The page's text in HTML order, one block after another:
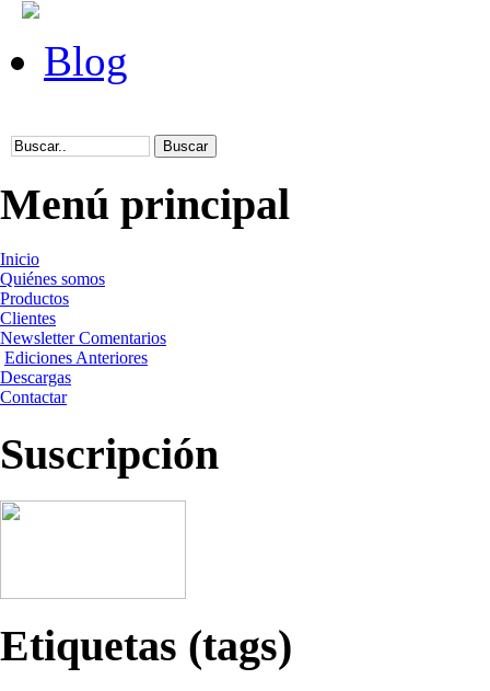
Blog
Menú principal
Inicio
Quiénes somos
Productos
Clientes
Newsletter Comentarios
Ediciones Anteriores
Descargas
Contactar
Suscripción
Etiquetas (tags)